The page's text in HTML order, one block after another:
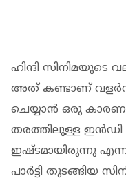
ഹിന്ദി
അത് കണ്ടാണ്
ചെയ്യാന്‍ ഒരു കാരണം
തരത്തിലുള്ള ഇന്‍ഡി
ഇഷ്ടമായിരുന്നു
പാര്‍ട്ടി തുടങ്ങിയ